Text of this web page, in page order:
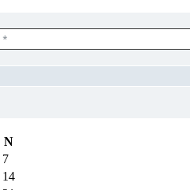
N
7
14